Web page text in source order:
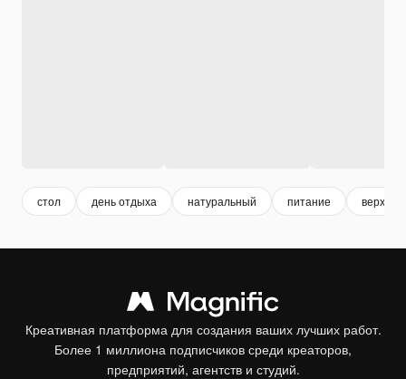
стол день отдыха натуральный питание верхняя
Креативная платформа для создания ваших лучших работ.
Более 1 миллиона подписчиков среди креаторов,
предприятий, агентств и студий.